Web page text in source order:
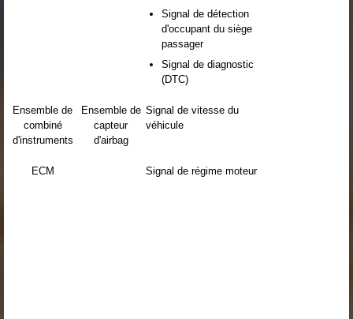
Signal de détection
d'occupant du siège
passager
Signal de diagnostic
(DTC)
Ensemble de
combiné
d'instruments
Ensemble de
capteur
d'airbag
Signal de vitesse du
véhicule
ECM Signal de régime moteur